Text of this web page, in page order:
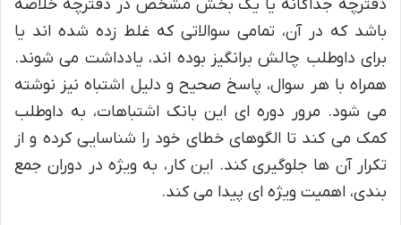
دفترچه جداگانه یا یک بخش مشخص در دفترچه خلاصه
باشد که در آن، تمامی سوالاتی که غلط زده شده اند یا
برای داوطلب چالش برانگیز بوده اند، یادداشت می شوند.
همراه با هر سوال، پاسخ صحیح و دلیل اشتباه نیز نوشته
می شود. مرور دوره ای این بانک اشتباهات، به داوطلب
کمک می کند تا الگوهای خطای خود را شناسایی کرده و از
تکرار آن ها جلوگیری کند. این کار، به ویژه در دوران جمع
بندی، اهمیت ویژه ای پیدا می کند.